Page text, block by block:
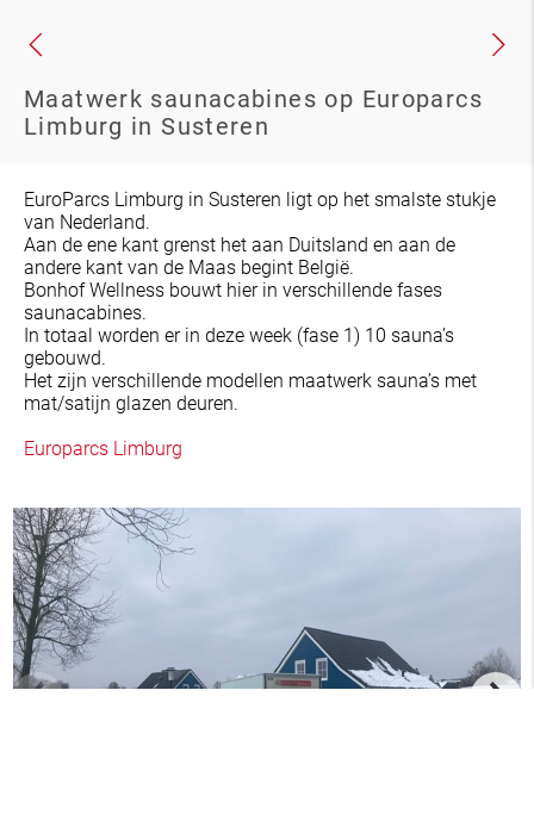
Maatwerk saunacabines op Europarcs
Limburg in Susteren
EuroParcs Limburg in Susteren ligt op het smalste stukje
van Nederland.
Aan de ene kant grenst het aan Duitsland en aan de
andere kant van de Maas begint België.
Bonhof Wellness bouwt hier in verschillende fases
saunacabines.
In totaal worden er in deze week (fase 1) 10 sauna’s
gebouwd.
Het zijn verschillende modellen maatwerk sauna’s met
mat/satijn glazen deuren.
Europarcs Limburg